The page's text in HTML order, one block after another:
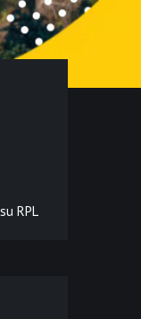
RPL